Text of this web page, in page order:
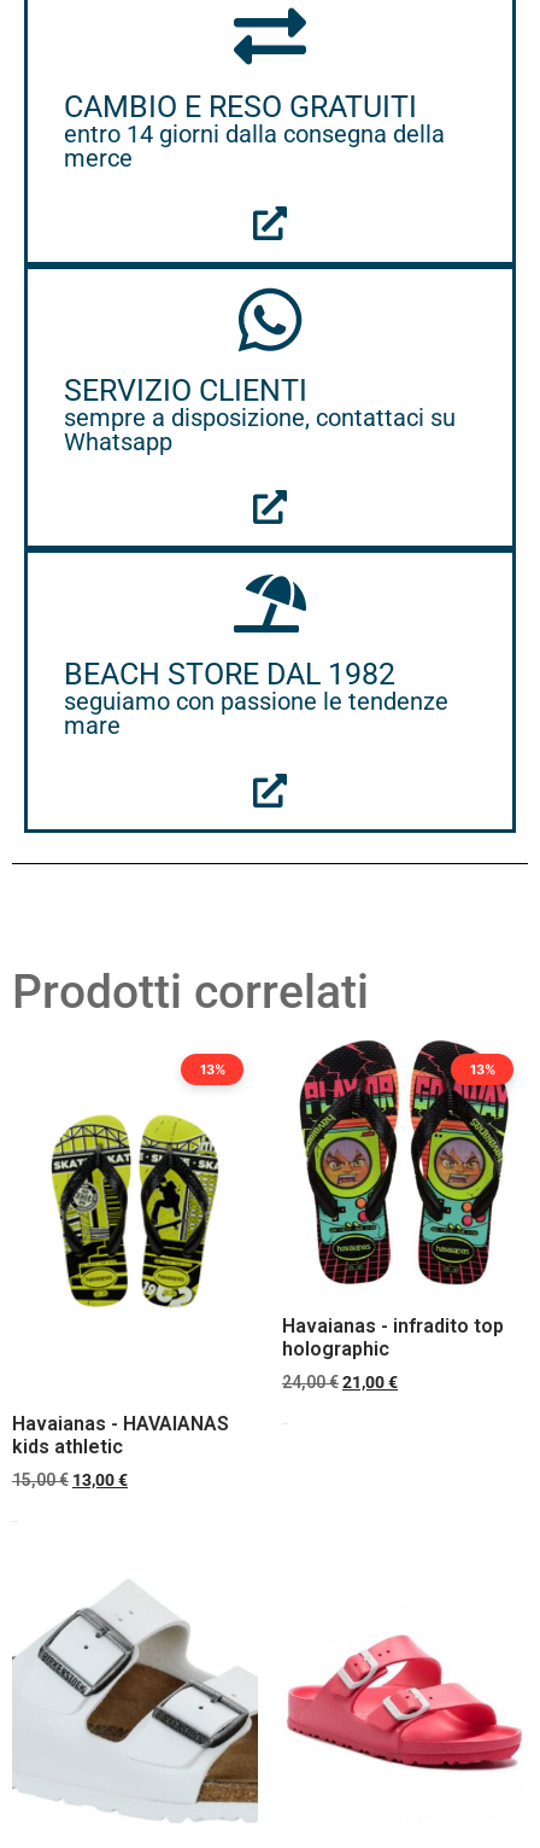
CAMBIO E RESO GRATUITI
entro 14 giorni dalla consegna della
merce
SERVIZIO CLIENTI
sempre a disposizione, contattaci su
Whatsapp
BEACH STORE DAL 1982
seguiamo con passione le tendenze
mare
Prodotti correlati
13%
Havaianas - HAVAIANAS
kids athletic
15,00€ 13,00€
13%
Havaianas - infradito top
holographic
24,00€21,00€